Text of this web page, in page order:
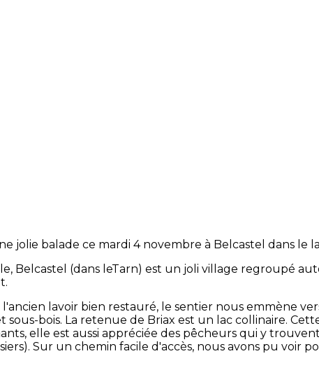
jolie balade ce mardi 4 novembre à Belcastel dans le
Belcastel (dans leTarn) est un joli village regroupé
lavoir bien restauré, le sentier nous emmène
sous-bois. La retenue de Briax est un lac collinaire.
elle est aussi appréciée des pêcheurs qui y
Sur un chemin facile d'accès, nous avons pu voir